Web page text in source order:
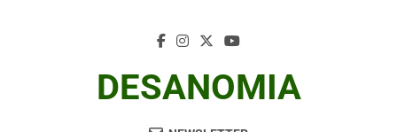
DESANOMIA